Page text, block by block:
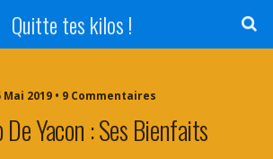
Quitte tes kilos !
Mai 2019 • 9 Commentaires
De Yacon : Ses Bienfaits